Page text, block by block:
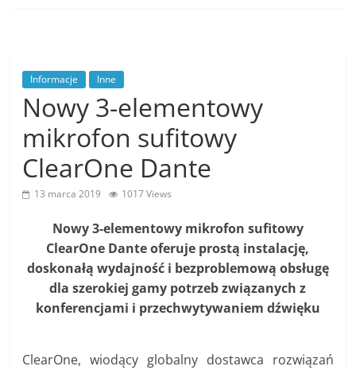
Informacje Inne
Nowy 3-elementowy
mikrofon sufitowy
ClearOne Dante
13 marca 2019 1017 Views
Nowy 3-elementowy mikrofon sufitowy
ClearOne Dante oferuje prostą instalację,
doskonałą wydajność i bezproblemową obsługę
dla szerokiej gamy potrzeb związanych z
konferencjami i przechwytywaniem dźwięku
ClearOne, wiodący globalny dostawca rozwiązań